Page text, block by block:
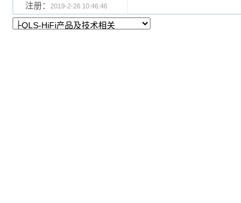
注册：
2019-2-26 10:46:46